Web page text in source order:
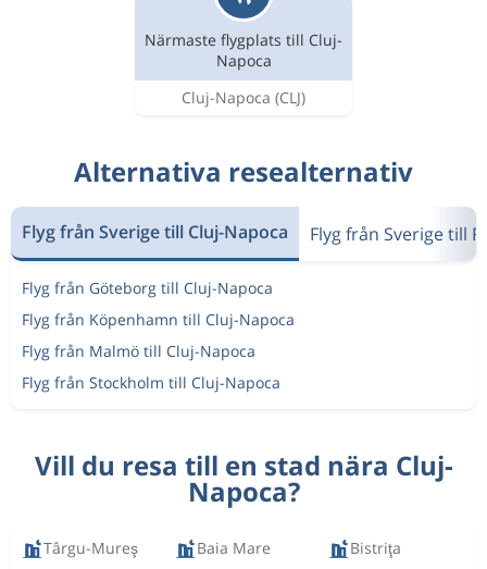
Närmaste flygplats till Cluj-
Napoca
Cluj-Napoca (CLJ)
Alternativa resealternativ
Flyg från Sverige till Cluj-Napoca Flyg från Sverige till
Flyg från Göteborg till Cluj-Napoca
Flyg från Köpenhamn till Cluj-Napoca
Flyg från Malmö till Cluj-Napoca
Flyg från Stockholm till Cluj-Napoca
Vill du resa till en stad nära Cluj-
Napoca?
Târgu-Mureş Baia Mare
Bistriţa